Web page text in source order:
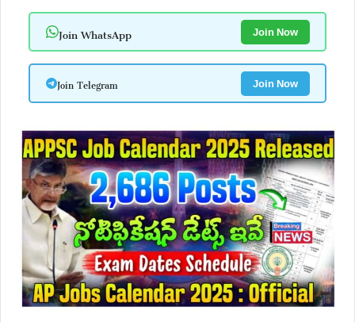
Join WhatsApp Join Now
Join Telegram Join Now